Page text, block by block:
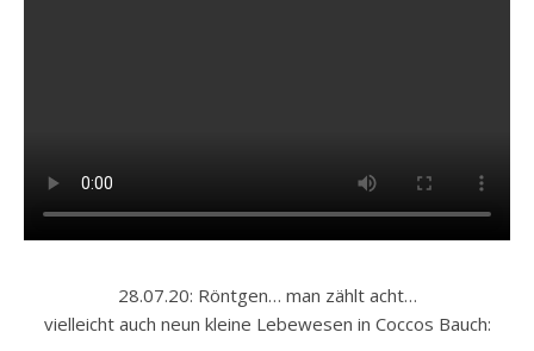
28.07.20: Röntgen… man zählt acht…
vielleicht auch neun kleine Lebewesen in Coccos Bauch: